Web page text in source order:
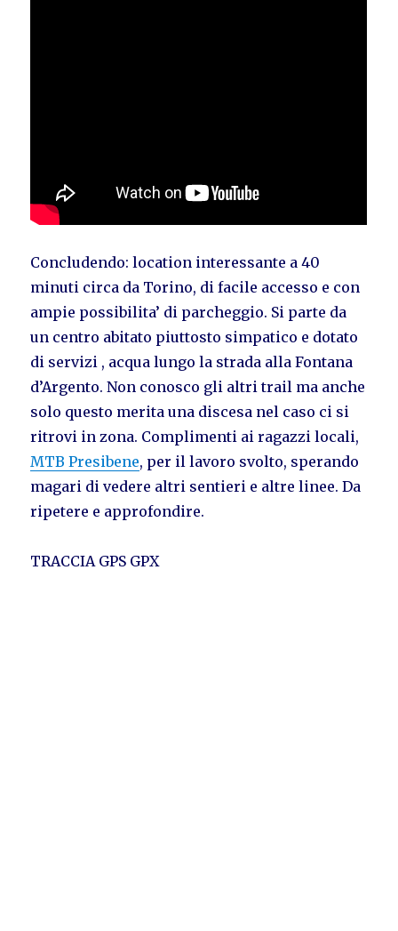
Concludendo: location interessante a 40
minuti circa da Torino, di facile accesso e con
ampie possibilita’ di parcheggio. Si parte da
un centro abitato piuttosto simpatico e dotato
di servizi , acqua lungo la strada alla Fontana
d’Argento. Non conosco gli altri trail ma anche
solo questo merita una discesa nel caso ci si
ritrovi in zona. Complimenti ai ragazzi locali,
MTB Presibene, per il lavoro svolto, sperando
magari di vedere altri sentieri e altre linee. Da
ripetere e approfondire.
TRACCIA GPS GPX